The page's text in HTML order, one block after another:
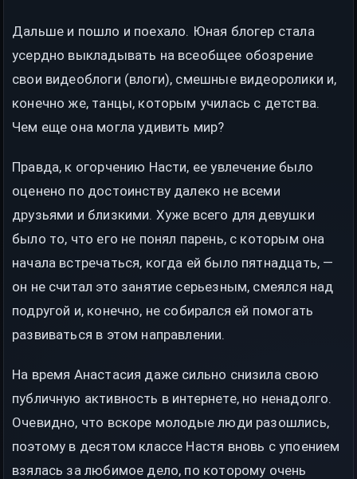
Дальше и пошло и поехало. Юная блогер стала
усердно выкладывать на всеобщее обозрение
свои видеоблоги (влоги), смешные видеоролики и,
конечно же, танцы, которым училась с детства.
Чем еще она могла удивить мир?
Правда, к огорчению Насти, ее увлечение было
оценено по достоинству далеко не всеми
друзьями и близкими. Хуже всего для девушки
было то, что его не понял парень, с которым она
начала встречаться, когда ей было пятнадцать, —
он не считал это занятие серьезным, смеялся над
подругой и, конечно, не собирался ей помогать
развиваться в этом направлении.
На время Анастасия даже сильно снизила свою
публичную активность в интернете, но ненадолго.
Очевидно, что вскоре молодые люди разошлись,
поэтому в десятом классе Настя вновь с упоением
взялась за любимое дело, по которому очень